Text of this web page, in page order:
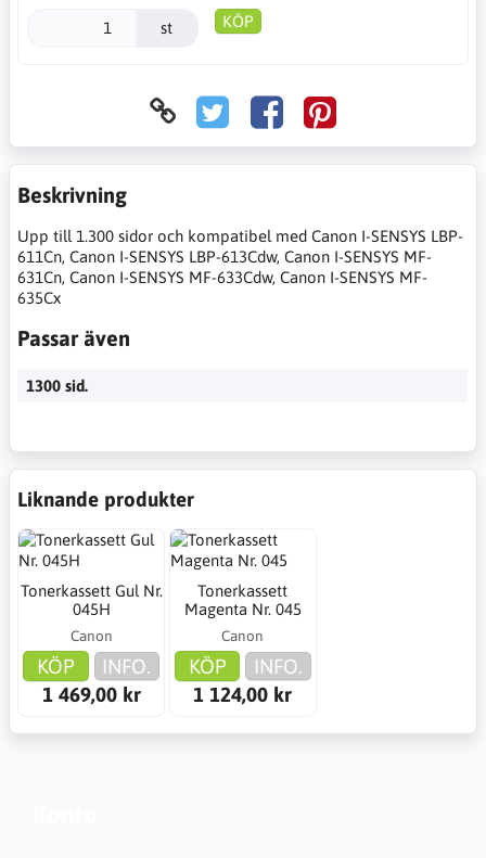
st KÖP
Beskrivning
Upp till 1.300 sidor och kompatibel med Canon I-SENSYS LBP-
611Cn, Canon I-SENSYS LBP-613Cdw, Canon I-SENSYS MF-
631Cn, Canon I-SENSYS MF-633Cdw, Canon I-SENSYS MF-
635Cx
Passar även
1300 sid.
Liknande produkter
Tonerkassett Gul Nr.
045H
Canon
KÖP
INFO.
1 469,00 kr
Tonerkassett
Magenta Nr. 045
Canon
KÖP
INFO.
1 124,00 kr